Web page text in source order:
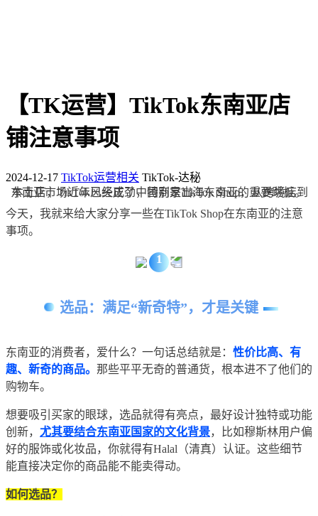
【TK运营】TikTok东南亚店
铺注意事项
2024-12-17 TikTok运营相关 TikTok-达秘
东南亚市场近年风头正劲，特别是TikTok Shop，从跨境店到本土店，TikTok已经成了中国商家出海东南亚的重要跳板。
今天，我就来给大家分享一些在TikTok Shop在东南亚的注意
事项。
1
选品：满足“新奇特”，才是关键
东南亚的消费者，爱什么？一句话总结就是： 性价比高、有
趣、新奇的商品。 那些平平无奇的普通货，根本进不了他们的
购物车。
想要吸引买家的眼球，选品就得有亮点，最好设计独特或功能
创新， 尤其要结合东南亚国家的文化背景，比如穆斯林用户偏
好的服饰或化妆品，你就得有Halal（清真）认证。这些细节
能直接决定你的商品能不能卖得动。
如何选品？